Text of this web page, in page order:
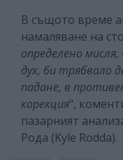
В същото време
намаляване на
определено
дух, би трябвало
падане, в
корекция",
пазарният
Рода (Kyle Rodda).